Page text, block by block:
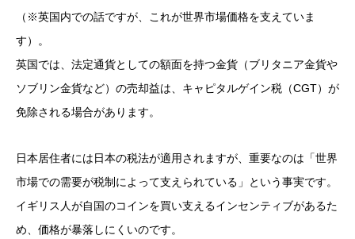
（※英国内での話ですが、これが世界市場価格を支えていま
す）。
英国では、法定通貨としての額面を持つ金貨（ブリタニア金貨や
ソブリン金貨など）の売却益は、キャピタルゲイン税（CGT）が
免除される場合があります。
日本居住者には日本の税法が適用されますが、重要なのは「世界
市場での需要が税制によって支えられている」という事実です。
イギリス人が自国のコインを買い支えるインセンティブがあるた
め、価格が暴落しにくいのです。